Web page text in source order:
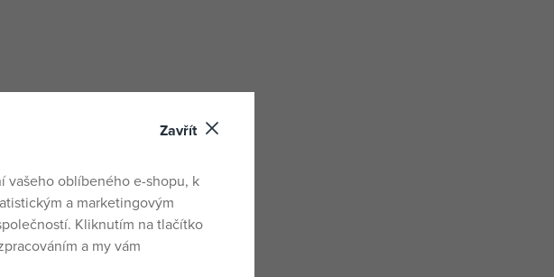
Zavřít
vašeho oblíbeného e-shopu, k
a marketingovým
Kliknutím na tlačítko
a my vám